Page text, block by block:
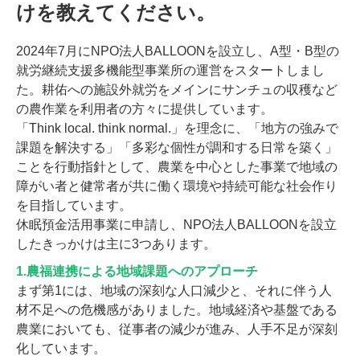
けを教えてください。
2024年7月にNPO法人BALLOONを設立し、A型・B型の
就労継続支援多機能型事業所の運営をスタートしまし
た。耕佑への施設外就労をメインにサンチュの収穫など
の農作業を利用者の方々に提供しています。
「Think local. think normal.」を理念に、「地方の強みで
課題を解決する」「多彩な個性が調和する日常を築く」
ことを行動指針として、農業を中心とした事業で地域の
障がい者と健常者が共に働く環境や持続可能な社会作り
を目指しています。
休眠預金活用事業に申請し、NPO法人BALLOONを設立
したきっかけは主に3つあります。
1.農福連携による地域課題へのアプローチ
まず第1には、地域の深刻な人口減少と、それに伴う人
材不足への危機感がありました。地域経済や基盤である
農業においても、従事者の減少が進み、人手不足が深刻
化しています。